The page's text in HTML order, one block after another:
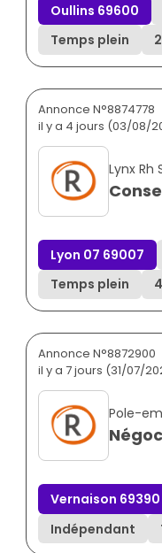
Oullins 69600
Temps plein
Annonce N°8874778
il y a 4 jours (03/08/
Lynx Rh
Lyon 07 69007
Temps plein
Annonce N°8872900
il y a 7 jours (31/07/
Pole-
Vernaison 69390
Indépendant